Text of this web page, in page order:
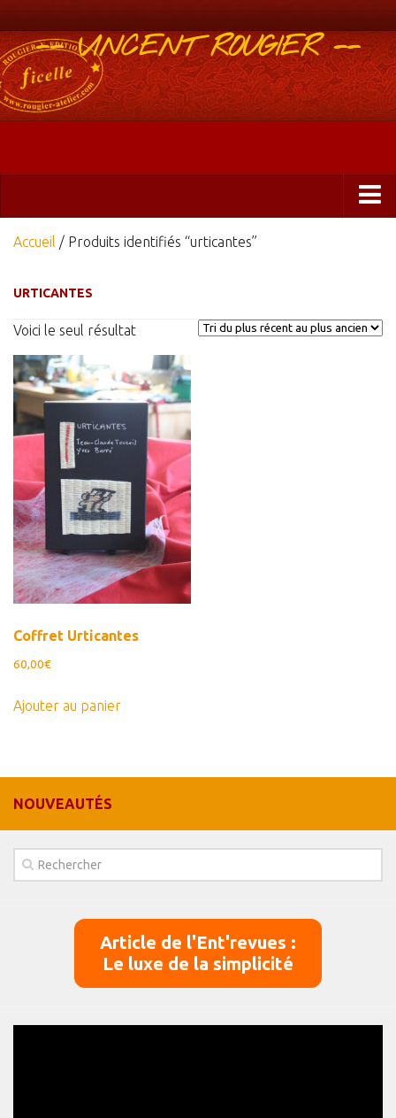
-- VINCENT ROUGIER --
Boutique
Éditions
ficelle&PlisUrgents
Plis urgents
Ficelle Partagée
Estampes
Livres d’artiste
Ficelle noire
Auteurs
Beaux-Arts
Peintures
Dessins
Les froissés, les plissés
Installations
Panier
Contact
Accueil / Produits identifiés “urticantes”
URTICANTES
Voici le seul résultat
Coffret Urticantes
60,00€
Ajouter au panier
NOUVEAUTÉS
Article de l'Ent'revues :
Le luxe de la simplicité